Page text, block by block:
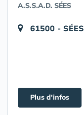
A.S.S.A.D. SÉES
61500 - SÉES
Plus d'infos